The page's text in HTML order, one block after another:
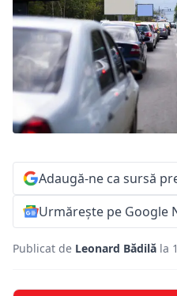
Adaugă-ne ca sursă
Urmărește pe Google
Publicat de Leonard Bădilă la